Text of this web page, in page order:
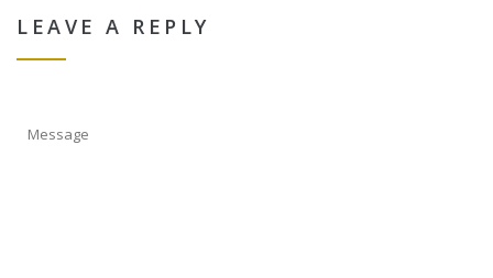
LEAVE A REPLY